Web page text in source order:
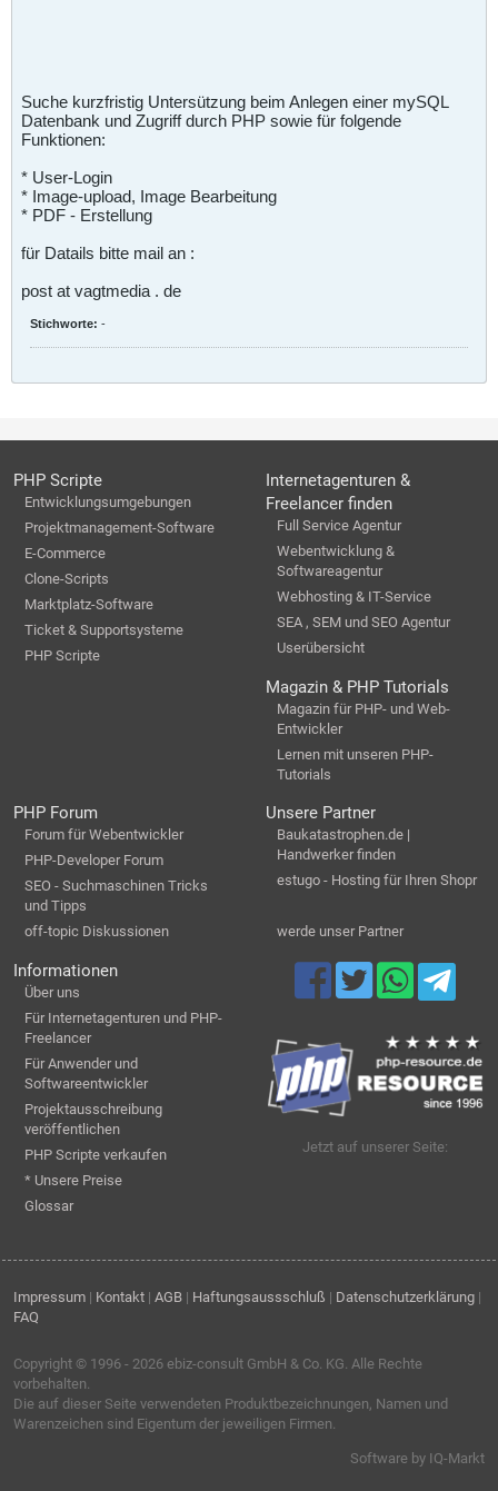
Suche kurzfristig Untersützung beim Anlegen einer mySQL
Datenbank und Zugriff durch PHP sowie für folgende
Funktionen:
* User-Login
* Image-upload, Image Bearbeitung
* PDF - Erstellung
für Datails bitte mail an :
post at vagtmedia . de
Stichworte: -
PHP Scripte
Entwicklungsumgebungen
Projektmanagement-Software
E-Commerce
Clone-Scripts
Marktplatz-Software
Ticket & Supportsysteme
PHP Scripte
Internetagenturen &
Freelancer finden
Full Service Agentur
Webentwicklung &
Softwareagentur
Webhosting & IT-Service
SEA , SEM und SEO Agentur
Userübersicht
Magazin & PHP Tutorials
Magazin für PHP- und Web-
Entwickler
Lernen mit unseren PHP-
Tutorials
PHP Forum
Forum für Webentwickler
PHP-Developer Forum
SEO - Suchmaschinen Tricks
und Tipps
off-topic Diskussionen
Unsere Partner
Baukatastrophen.de |
Handwerker finden
estugo - Hosting für Ihren Shopr
werde unser Partner
Informationen
Über uns
Für Internetagenturen und PHP-
Freelancer
Für Anwender und
Softwareentwickler
Projektausschreibung
veröffentlichen
PHP Scripte verkaufen
* Unsere Preise
Glossar
Jetzt auf unserer Seite:
Impressum | Kontakt | AGB | Haftungsaussschluß | Datenschutzerklärung |
FAQ
Copyright © 1996 - 2026 ebiz-consult GmbH & Co. KG. Alle Rechte
vorbehalten.
Die auf dieser Seite verwendeten Produktbezeichnungen, Namen und
Warenzeichen sind Eigentum der jeweiligen Firmen.
Software by IQ-Markt